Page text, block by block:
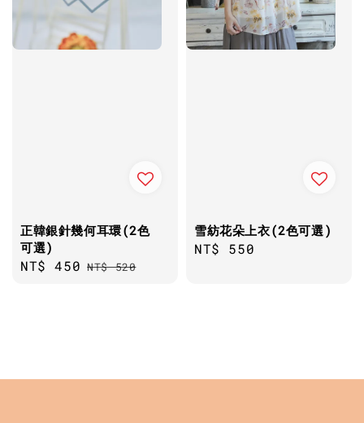
正韓銀針幾何耳環(2色
可選)
Sale
NT$ 450 Regular
NT$ 520
雪紡花朵上衣(2色可選)
Regular
NT$ 550